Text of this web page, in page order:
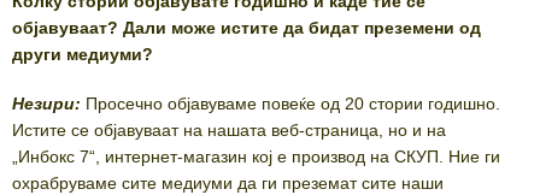
објавуваат? Дали може истите да бидат преземени од
други медиуми?
Незири: Просечно објавуваме повеќе од 20 стории годишно.
Истите се објавуваат на нашата веб-страница, но и на
„Инбокс 7“, интернет-магазин кој е производ на СКУП. Ние ги
охрабруваме сите медиуми да ги преземат сите наши